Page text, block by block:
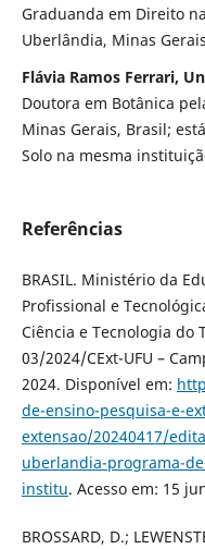
Graduanda em Direito
Uberlândia, Minas
Flávia Ramos Ferrari,
Doutora em Botânica
Minas Gerais, Brasil;
Solo na mesma
Referências
BRASIL. Ministério da
Profissional e
Ciência e Tecnologia do
03/2024/CExt-UFU –
2024. Disponível em:
de-ensino-pesquisa-e-
extensao/20240417/
uberlandia-programa-
institu. Acesso em: 15
BROSSARD, D.;